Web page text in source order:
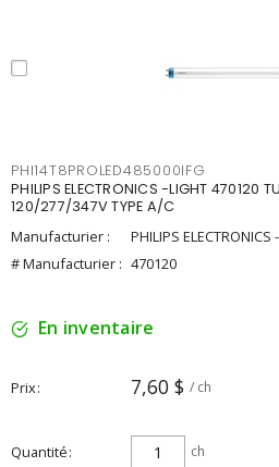
PHI14T8PROLED485000IFG
PHILIPS ELECTRONICS -LIGHT 470120
120/277/347V TYPE A/C
Manufacturier :
PHILIPS ELECTRONICS
# Manufacturier : 470120
En inventaire
Prix 7,60 $ / ch
Quantité ch